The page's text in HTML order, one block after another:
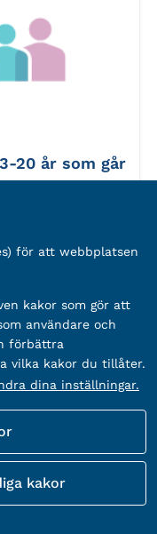
20 år som går
för att webbplatsen
kakor som gör att
användare och
förbättra
vilka kakor du tillåter.
dina inställningar.
kakor